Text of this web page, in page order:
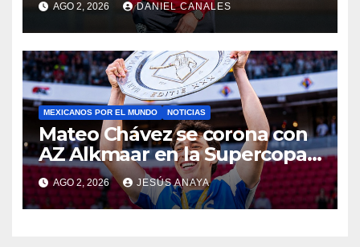
AGO 2, 2026 DANIEL CANALES
MEXICANOS POR EL MUNDO NOTICIAS
Mateo Chávez se corona con
AZ Alkmaar en la Supercopa
de Países Bajos
AGO 2, 2026 JESÚS ANAYA